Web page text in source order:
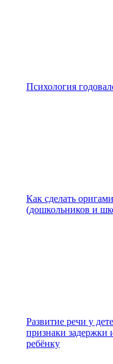
Психология
Как сделать
(дошкольников и
Развитие речи у
признаки
ребёнку